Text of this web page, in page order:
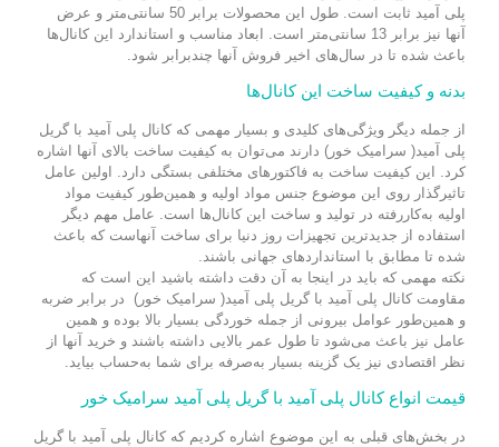
پلی آمید ثابت است. طول این محصولات برابر 50 سانتی‌متر و عرض
آنها نیز برابر 13 سانتی‌متر است. ابعاد مناسب و استاندارد این کانال‌ها
باعث شده تا در سال‌های اخیر فروش آنها چندبرابر شود.
بدنه و کیفیت ساخت این کانال‌ها
از جمله دیگر ویژگی‌های کلیدی و بسیار مهمی که کانال پلی آمید با گریل
پلی آمید( سرامیک خور) دارند می‌توان به کیفیت ساخت بالای آنها اشاره
کرد. این کیفیت ساخت به فاکتورهای مختلفی بستگی دارد. اولین عامل
تاثیرگذار روی این موضوع جنس مواد اولیه و همین‌طور کیفیت مواد
اولیه به‌کاررفته در تولید و ساخت این کانال‌ها است. عامل مهم دیگر
استفاده از جدیدترین تجهیزات روز دنیا برای ساخت آنهاست که باعث
شده تا مطابق با استانداردهای جهانی باشند.
نکته مهمی که باید در اینجا به آن دقت داشته باشید این است که
مقاومت کانال پلی آمید با گریل پلی آمید( سرامیک خور) در برابر ضربه
و همین‌طور عوامل بیرونی از جمله خوردگی بسیار بالا بوده و همین
عامل نیز باعث می‌شود تا طول عمر بالایی داشته باشند و خرید آنها از
نظر اقتصادی نیز یک گزینه بسیار به‌صرفه برای شما به‌حساب بیاید.
قیمت انواع کانال پلی آمید با گریل پلی آمید سرامیک خور
در بخش‌های قبلی به این موضوع اشاره کردیم که کانال پلی آمید با گریل